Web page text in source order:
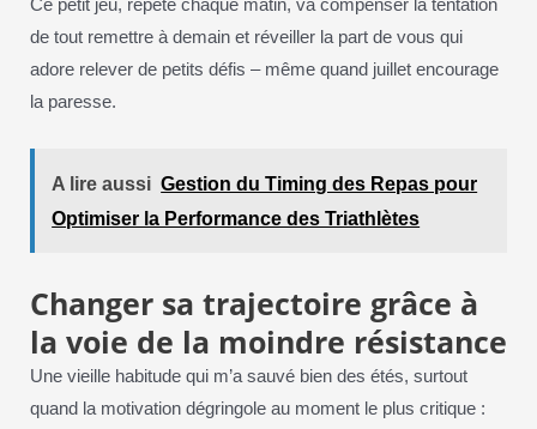
Ce petit jeu, répété chaque matin, va compenser la tentation
de tout remettre à demain et réveiller la part de vous qui
adore relever de petits défis – même quand juillet encourage
la paresse.
A lire aussi Gestion du Timing des Repas pour
Optimiser la Performance des Triathlètes
Changer sa trajectoire grâce à
la voie de la moindre résistance
Une vieille habitude qui m’a sauvé bien des étés, surtout
quand la motivation dégringole au moment le plus critique :